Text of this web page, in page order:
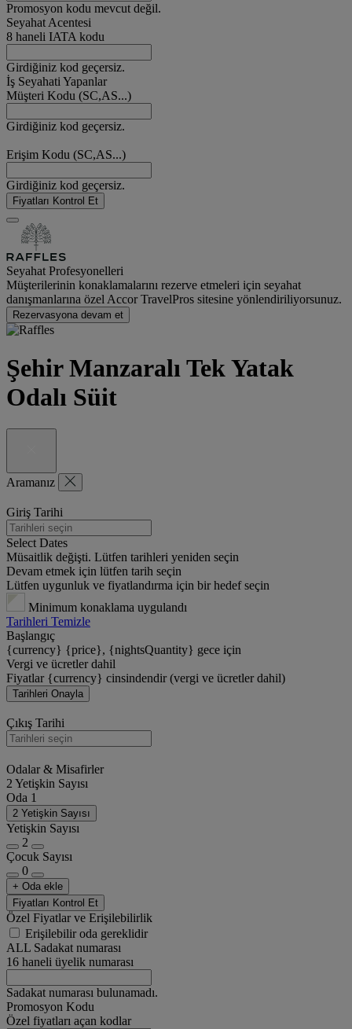
Promosyon kodu mevcut değil.
Seyahat Acentesi
8 haneli IATA kodu
Girdiğiniz kod geçersiz.
İş Seyahati Yapanlar
Müşteri Kodu (SC,AS...)
Girdiğiniz kod geçersiz.
Erişim Kodu (SC,AS...)
Girdiğiniz kod geçersiz.
Fiyatları Kontrol Et
Seyahat Profesyonelleri
Müşterilerinin konaklamalarını rezerve etmeleri için seyahat
danışmanlarına özel Accor TravelPros sitesine yönlendiriliyorsunuz.
Rezervasyona devam et
Şehir Manzaralı Tek Yatak
Odalı Süit
Aramanız
Giriş Tarihi
Select Dates
Müsaitlik değişti. Lütfen tarihleri yeniden seçin
Devam etmek için lütfen tarih seçin
Lütfen uygunluk ve fiyatlandırma için bir hedef seçin
Minimum konaklama uygulandı
Tarihleri Temizle
Başlangıç
{currency} {price}, {nightsQuantity} gece için
Vergi ve ücretler dahil
Fiyatlar {currency} cinsindendir (vergi ve ücretler dahil)
Tarihleri Onayla
Çıkış Tarihi
Odalar & Misafirler
2 Yetişkin Sayısı
Oda 1
2 Yetişkin Sayısı
Yetişkin Sayısı
2
Çocuk Sayısı
0
+ Oda ekle
Fiyatları Kontrol Et
Özel Fiyatlar ve Erişilebilirlik
Erişilebilir oda gereklidir
ALL Sadakat numarası
16 haneli üyelik numarası
Sadakat numarası bulunamadı.
Promosyon Kodu
Özel fiyatları açan kodlar